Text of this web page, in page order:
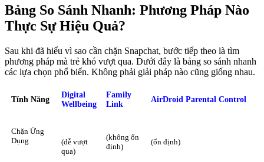
Bảng So Sánh Nhanh: Phương Pháp Nào
Thực Sự Hiệu Quả?
Sau khi đã hiểu vì sao cần chặn Snapchat, bước tiếp theo là tìm
phương pháp mà trẻ khó vượt qua. Dưới đây là bảng so sánh nhanh
các lựa chọn phổ biến. Không phải giải pháp nào cũng giống nhau.
Tính Năng
Digital
Wellbeing
Family
Link
AirDroid Parental Control
Chặn Ứng
Dụng
(dễ vượt
qua)
(không ổn
định)
(ổn định)